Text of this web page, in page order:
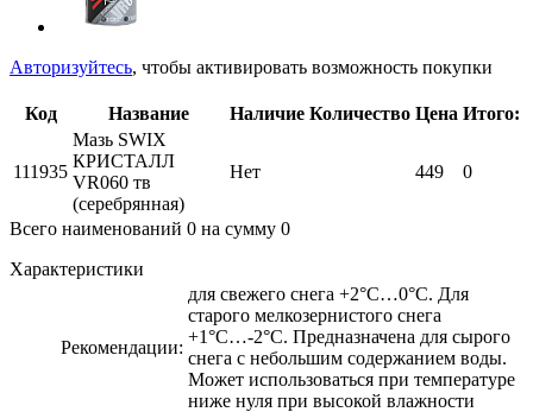
Авторизуйтесь, чтобы активировать возможность покупки
Код Название Наличие Количество Цена Итого:
111935
Мазь SWIX
КРИСТАЛЛ
VR060 тв
(серебрянная)
Нет 449 0
Всего наименований 0 на сумму 0
Характеристики
Рекомендации:
для свежего снега +2°С…0°С. Для
старого мелкозернистого снега
+1°С…-2°С. Предназначена для сырого
снега с небольшим содержанием воды.
Может использоваться при температуре
ниже нуля при высокой влажности